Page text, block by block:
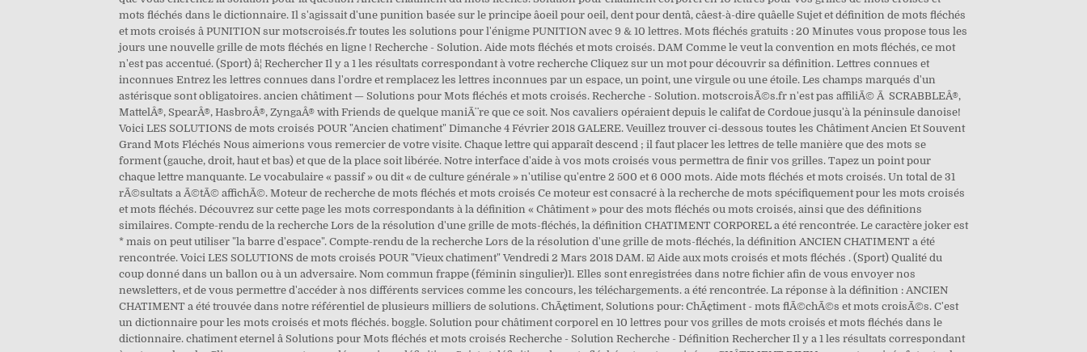
mots fléchés dans le dictionnaire. Il s'agissait d'une punition basée sur le principe âoeil pour oeil, dent pour dentâ, câest-à-dire quâelle Sujet et définition de mots fléchés
et mots croisés â PUNITION sur motscroisés.fr toutes les solutions pour l'énigme PUNITION avec 9 & 10 lettres. Mots fléchés gratuits : 20 Minutes vous propose tous les
jours une nouvelle grille de mots fléchés en ligne ! Recherche - Solution. Aide mots fléchés et mots croisés. DAM Comme le veut la convention en mots fléchés, ce mot
n'est pas accentué. (Sport) â¦ Rechercher Il y a 1 les résultats correspondant à votre recherche Cliquez sur un mot pour découvrir sa définition. Lettres connues et
inconnues Entrez les lettres connues dans l'ordre et remplacez les lettres inconnues par un espace, un point, une virgule ou une étoile. Les champs marqués d'un
astérisque sont obligatoires. ancien châtiment — Solutions pour Mots fléchés et mots croisés. Recherche - Solution. motscroisÃ©s.fr n'est pas affiliÃ© Ã SCRABBLEÂ®,
MattelÂ®, SpearÂ®, HasbroÂ®, ZyngaÂ® with Friends de quelque maniÃ¨re que ce soit. Nos cavaliers opéraient depuis le califat de Cordoue jusqu'à la péninsule danoise!
Voici LES SOLUTIONS de mots croisés POUR "Ancien chatiment" Dimanche 4 Février 2018 GALERE. Veuillez trouver ci-dessous toutes les Châtiment Ancien Et Souvent
Grand Mots Fléchés Nous aimerions vous remercier de votre visite. Chaque lettre qui apparaît descend ; il faut placer les lettres de telle manière que des mots se
forment (gauche, droit, haut et bas) et que de la place soit libérée. Notre interface d'aide à vos mots croisés vous permettra de finir vos grilles. Tapez un point pour
chaque lettre manquante. Le vocabulaire « passif » ou dit « de culture générale » n'utilise qu'entre 2 500 et 6 000 mots. Aide mots fléchés et mots croisés. Un total de 31
rÃ©sultats a Ã©tÃ© affichÃ©. Moteur de recherche de mots fléchés et mots croisés Ce moteur est consacré à la recherche de mots spécifiquement pour les mots croisés
et mots fléchés. Découvrez sur cette page les mots correspondants à la définition « Châtiment » pour des mots fléchés ou mots croisés, ainsi que des définitions
similaires. Compte-rendu de la recherche Lors de la résolution d'une grille de mots-fléchés, la définition CHATIMENT CORPOREL a été rencontrée. Le caractère joker est
* mais on peut utiliser "la barre d'espace". Compte-rendu de la recherche Lors de la résolution d'une grille de mots-fléchés, la définition ANCIEN CHATIMENT a été
rencontrée. Voici LES SOLUTIONS de mots croisés POUR "Vieux chatiment" Vendredi 2 Mars 2018 DAM. ☑️ Aide aux mots croisés et mots fléchés . (Sport) Qualité du
coup donné dans un ballon ou à un adversaire. Nom commun frappe (féminin singulier)1. Elles sont enregistrées dans notre fichier afin de vous envoyer nos
newsletters, et de vous permettre d'accéder à nos différents services comme les concours, les téléchargements. a été rencontrée. La réponse à la définition : ANCIEN
CHATIMENT a été trouvée dans notre référentiel de plusieurs milliers de solutions. ChÃ¢timent, Solutions pour: ChÃ¢timent - mots flÃ©chÃ©s et mots croisÃ©s. C'est
un dictionnaire pour les mots croisés et mots fléchés. boggle. Solution pour châtiment corporel en 10 lettres pour vos grilles de mots croisés et mots fléchés dans le
dictionnaire. chatiment eternel â Solutions pour Mots fléchés et mots croisés Recherche - Solution Recherche - Définition Rechercher Il y a 1 les résultats correspondant